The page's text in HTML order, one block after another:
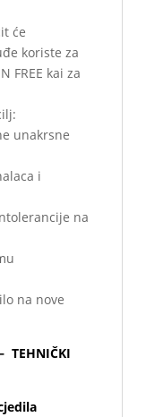
će
koriste za
FREE kai za
unakrsne
i
na
na nove
TEHNIČKI